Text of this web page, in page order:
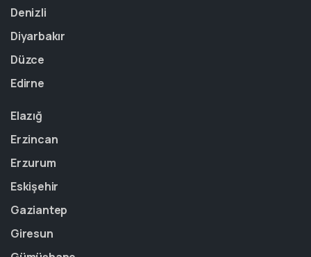
Denizli
Diyarbakır
Düzce
Edirne
Elazığ
Erzincan
Erzurum
Eskişehir
Gaziantep
Giresun